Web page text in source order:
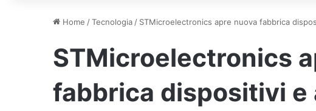
Home /Tecnologia / STMicroelectronics apre nuova fabbrica
STMicroelectronics
fabbrica dispositivi e